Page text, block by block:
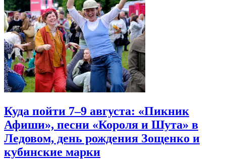
Куда пойти 7–9 августа: «Пикник
Афиши», песни «Короля и Шута» в
Ледовом, день рождения Зощенко и
кубинские марки